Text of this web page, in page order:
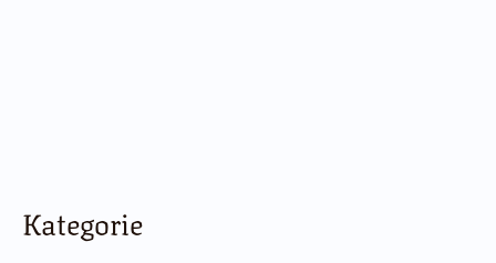
Kategorie